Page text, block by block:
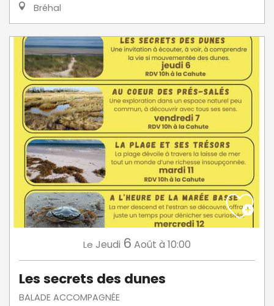
Bréhal
Le Jeudi 6 Août à 10:00
Les secrets des dunes
BALADE ACCOMPAGNÉE